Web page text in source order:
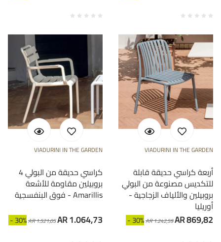
VIADURINI IN THE GARDEN
4 كراسي حديقة من البولي
بروبيلين مقاومة للأشعة
فوق البنفسجية - Amarillis
- 30%AR 1.521,05AR 1.064,73
VIADURINI IN THE GARDEN
أربعة كراسي حديقة قابلة
للتكديس مصنوعة من البولي
بروبيلين والألياف الزجاجية -
أوريليا
- 30%AR 1.242,59AR 869,82